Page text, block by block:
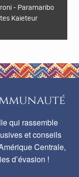
- Paramaribo
Kaieteur
qui rassemble
et conseils
Centrale,
d’évasion !